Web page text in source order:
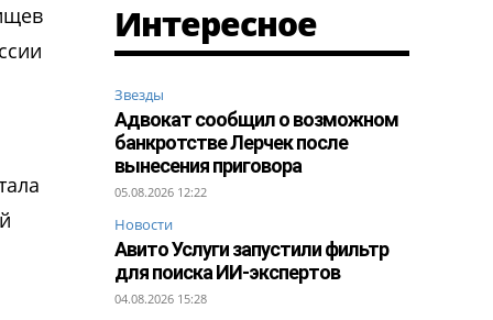
Интересное
Звезды
Адвокат сообщил о возможном
банкротстве Лерчек после
вынесения приговора
05.08.2026 12:22
Новости
Авито Услуги запустили фильтр
для поиска ИИ-экспертов
04.08.2026 15:28